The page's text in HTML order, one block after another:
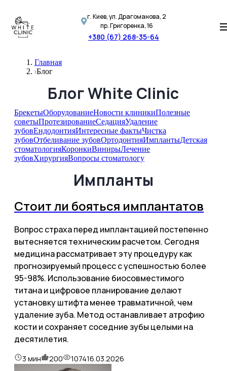
г. Киев, ул. Драгоманова, 2
пр. Григоренка, 16
+380 (67) 268-35-64
Главная
Блог
Блог White Clinic
БрекетыОборудованиеНовости клиникиПолезные
советыПротезированиеСедацияУдаление
зубовЕндодонтияИнтересные фактыЧистка
зубовОтбеливание зубовОртодонтияИмплантыДетская
стоматологияКоронкиВинирыЛечение
зубовХирургияВопросы стоматологу
Импланты
Стоит ли бояться имплантатов
Вопрос страха перед имплантацией постепенно
вытесняется техническим расчетом. Сегодня
медицина рассматривает эту процедуру как
прогнозируемый процесс с успешностью более
95-98%. Использование биосовместимого
титана и цифровое планирование делают
установку штифта менее травматичной, чем
удаление зуба. Метод останавливает атрофию
кости и сохраняет соседние зубы целыми на
десятилетия.
3 мин 200 107416.03.2026